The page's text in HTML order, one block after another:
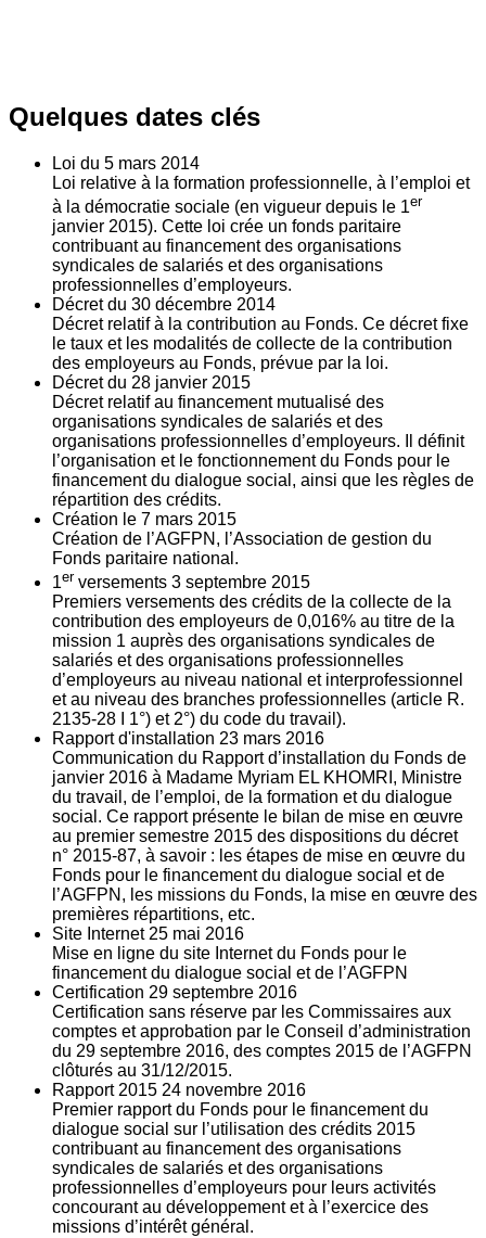
Quelques dates clés
Loi du 5 mars 2014
Loi relative à la formation professionnelle, à l’emploi et
à la démocratie sociale (en vigueur depuis le 1er
janvier 2015). Cette loi crée un fonds paritaire
contribuant au financement des organisations
syndicales de salariés et des organisations
professionnelles d’employeurs.
Décret du 30 décembre 2014
Décret relatif à la contribution au Fonds. Ce décret fixe
le taux et les modalités de collecte de la contribution
des employeurs au Fonds, prévue par la loi.
Décret du 28 janvier 2015
Décret relatif au financement mutualisé des
organisations syndicales de salariés et des
organisations professionnelles d’employeurs. Il définit
l’organisation et le fonctionnement du Fonds pour le
financement du dialogue social, ainsi que les règles de
répartition des crédits.
Création le 7 mars 2015
Création de l’AGFPN, l’Association de gestion du
Fonds paritaire national.
1er versements 3 septembre 2015
Premiers versements des crédits de la collecte de la
contribution des employeurs de 0,016% au titre de la
mission 1 auprès des organisations syndicales de
salariés et des organisations professionnelles
d’employeurs au niveau national et interprofessionnel
et au niveau des branches professionnelles (article R.
2135‐28 I 1°) et 2°) du code du travail).
Rapport d'installation 23 mars 2016
Communication du Rapport d’installation du Fonds de
janvier 2016 à Madame Myriam EL KHOMRI, Ministre
du travail, de l’emploi, de la formation et du dialogue
social. Ce rapport présente le bilan de mise en œuvre
au premier semestre 2015 des dispositions du décret
n° 2015-87, à savoir : les étapes de mise en œuvre du
Fonds pour le financement du dialogue social et de
l’AGFPN, les missions du Fonds, la mise en œuvre des
premières répartitions, etc.
Site Internet 25 mai 2016
Mise en ligne du site Internet du Fonds pour le
financement du dialogue social et de l’AGFPN
Certification 29 septembre 2016
Certification sans réserve par les Commissaires aux
comptes et approbation par le Conseil d’administration
du 29 septembre 2016, des comptes 2015 de l’AGFPN
clôturés au 31/12/2015.
Rapport 2015 24 novembre 2016
Premier rapport du Fonds pour le financement du
dialogue social sur l’utilisation des crédits 2015
contribuant au financement des organisations
syndicales de salariés et des organisations
professionnelles d’employeurs pour leurs activités
concourant au développement et à l’exercice des
missions d’intérêt général.